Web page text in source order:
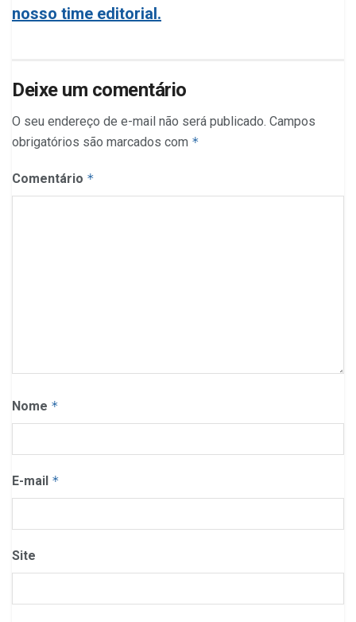
nosso time editorial.
Deixe um comentário
O seu endereço de e-mail não será publicado. Campos
obrigatórios são marcados com *
Comentário *
Nome *
E-mail *
Site